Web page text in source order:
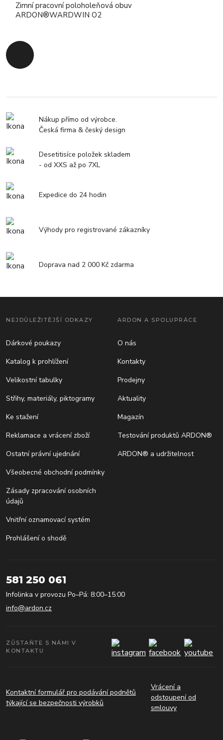
Zimní pracovní poloholeňová obuv
ARDON®WARDWIN O2
Zpět na začátek
Nákup přímo od výrobce.
Česká firma & český design
Desetitisíce položek skladem
- od XXS až po 7XL
Expedice do 24 hodin
Výhody pro registrované zákazníky
Doprava nad 2 000 Kč zdarma
NEJDŮLEŽITĚJŠÍ ODKAZY
Dárkové poukazy
Katalog k prohlížení
Velikostní tabulky
Střihy, materiály, piktogramy
Ke stažení
Reklamace a vrácení zboží
Ostatní právní ujednání
Všeobecné obchodní podmínky
Zásady zpracování osobních
údajů
Vnitřní oznamovací systém
Prohlášení o shodě
ARDON A SPOLUPRÁCE
O nás
Kontakty
Prodejny
Aktuality
Magazín
Testování produktů ARDON®
ARDON® a udržitelnost
581 250 061
Infolinka v provozu Po–Pá: 8:00–15:00
info@ardon.cz
ZŮSTAŇTE S NÁMI V
KONTAKTU
Kontaktní formulář pro podávání podnětů
týkající se bezpečnosti výrobků
Vrácení a
odstoupení od
smlouvy